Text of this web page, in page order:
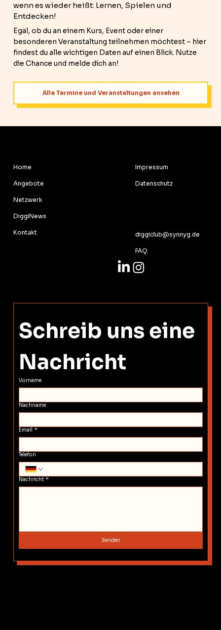
wenn es wieder heißt: Lernen, Spielen und
Entdecken!
Egal, ob du an einem Kurs, Event oder einer
besonderen Veranstaltung teilnehmen möchtest – hier
findest du alle wichtigen Daten auf einen Blick. Nutze
die Chance und melde dich an!
Alle Termine und Veranstaltungen ansehen
Home
Angebote
Netzwerk
DiggiNews
Kontakt
Impressum
Datenschutz
diggiclub@synnyg.de
FAQ
Schreib uns eine
Nachricht
Vorname
Nachname
Email *
Telefon
Nachricht *
Senden